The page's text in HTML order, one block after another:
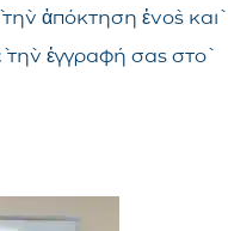
ἀπόκτηση ἑνὸς καὶ
ἐγγραφή σας στὸ